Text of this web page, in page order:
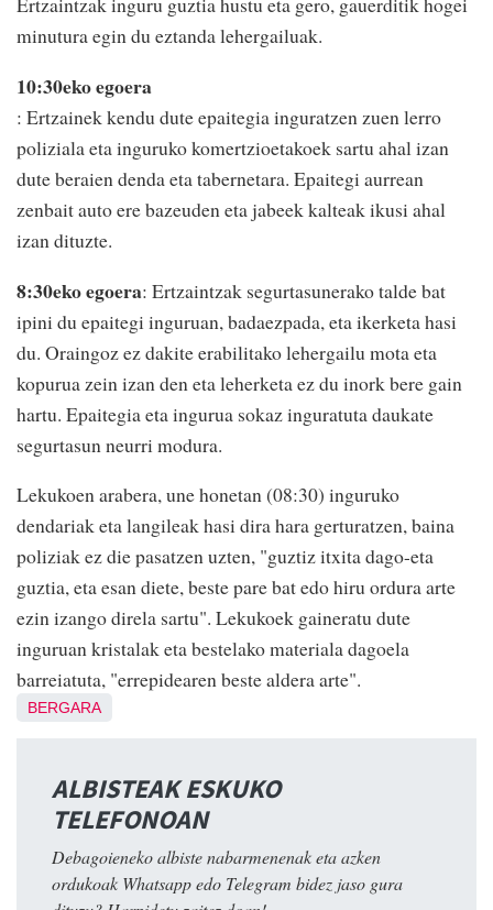
minutura egin du eztanda lehergailuak.
10:30eko egoera
: Ertzainek kendu dute epaitegia inguratzen zuen lerro
poliziala eta inguruko komertzioetakoek sartu ahal izan
dute beraien denda eta tabernetara. Epaitegi aurrean
zenbait auto ere bazeuden eta jabeek kalteak ikusi ahal
izan dituzte.
8:30eko egoera: Ertzaintzak segurtasunerako talde bat
ipini du epaitegi inguruan, badaezpada, eta ikerketa hasi
du. Oraingoz ez dakite erabilitako lehergailu mota eta
kopurua zein izan den eta leherketa ez du inork bere gain
hartu. Epaitegia eta ingurua sokaz inguratuta daukate
segurtasun neurri modura.
Lekukoen arabera, une honetan (08:30) inguruko
dendariak eta langileak hasi dira hara gerturatzen, baina
poliziak ez die pasatzen uzten, "guztiz itxita dago-eta
guztia, eta esan diete, beste pare bat edo hiru ordura arte
ezin izango direla sartu". Lekukoek gaineratu dute
inguruan kristalak eta bestelako materiala dagoela
barreiatuta, "errepidearen beste aldera arte".
BERGARA
ALBISTEAK ESKUKO
TELEFONOAN
Debagoieneko albiste nabarmenenak eta azken
ordukoak Whatsapp edo Telegram bidez jaso gura